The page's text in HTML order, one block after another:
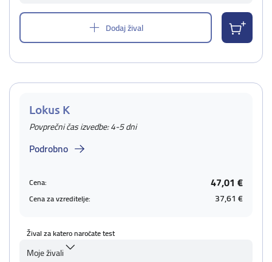
Dodaj žival
Lokus K
Povprečni čas izvedbe: 4-5 dni
Podrobno
Cena: 47,01 €
Cena za vzreditelje: 37,61 €
Žival za katero naročate test
Moje živali